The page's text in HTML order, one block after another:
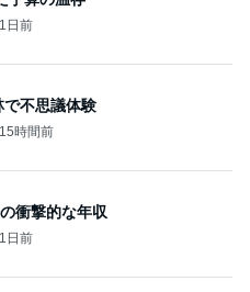
1日前
で不思議体験
15時間前
衝撃的な年収
1日前